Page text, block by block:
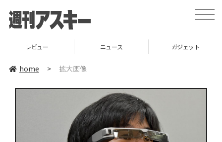
toggle
レビュー ニュース ガジェット
home > 拡大画像